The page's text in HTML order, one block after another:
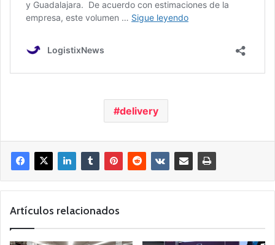
delivery
Artículos relacionados